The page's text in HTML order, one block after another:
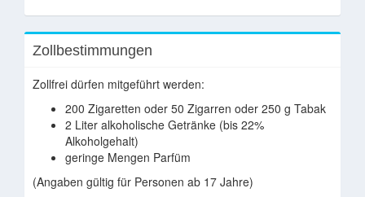
Zollbestimmungen
Zollfrei dürfen mitgeführt werden:
200 Zigaretten oder 50 Zigarren oder 250 g Tabak
2 Liter alkoholische Getränke (bis 22%
Alkoholgehalt)
geringe Mengen Parfüm
(Angaben gültig für Personen ab 17 Jahre)